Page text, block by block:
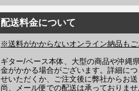
配送料金について
※送料がかからないオンライン納品もご
ギター/ベース本体、大型の商品や沖縄
金がかかる場合がございます。詳細に
せいただくか、ご注文後に弊社からお
尚、メール便での配送は承っておりませ